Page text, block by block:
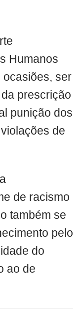
Humanos
ocasiões, ser
prescrição
punição dos
de
de racismo
também se
pelo
do
ao de